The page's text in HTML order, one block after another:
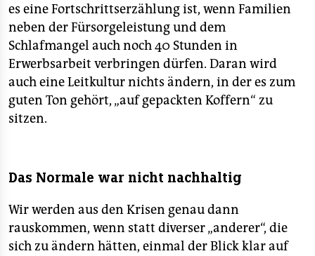
es eine Fortschrittserzählung ist, wenn Familien
neben der Fürsorgeleistung und dem
Schlafmangel auch noch 40 Stunden in
Erwerbsarbeit verbringen dürfen. Daran wird
auch eine Leitkultur nichts ändern, in der es zum
guten Ton gehört, „auf gepackten Koffern“ zu
sitzen.
Das Normale war nicht nachhaltig
Wir werden aus den Krisen genau dann
rauskommen, wenn statt diverser „anderer“, die
sich zu ändern hätten, einmal der Blick klar auf